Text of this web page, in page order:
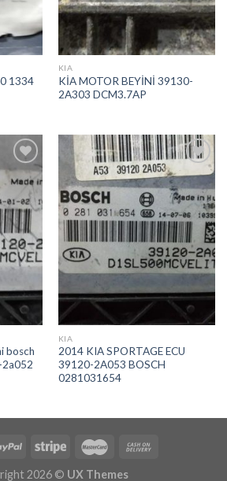
1334
KIA
KİA MOTOR BEYİNİ 39130-
2A303 DCM3.7AP
İstek
Listeme
Ekle
bosch
İstek
Listeme
Ekle
KIA
2014 KIA SPORTAGE ECU
39120-2A053 BOSCH
0281031654
2026 © UX Themes